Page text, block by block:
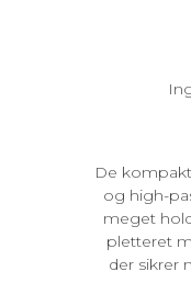
De
og high-
meget
pletteret
der sikrer